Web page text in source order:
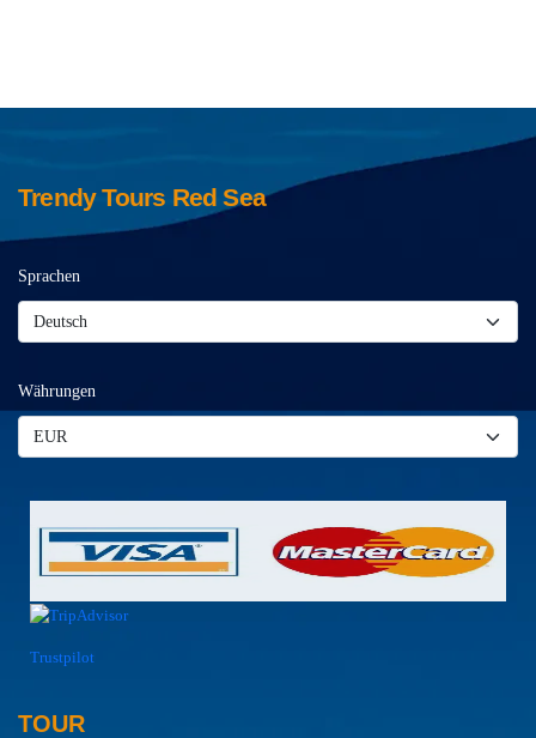
Trendy Tours Red Sea
Sprachen
Währungen
Trustpilot
TOUR